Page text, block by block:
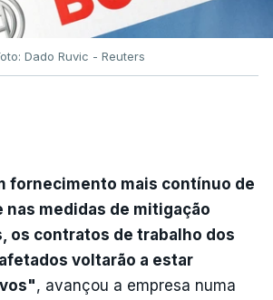
Dado Ruvic - Reuters
fornecimento mais contínuo de
nas medidas de mitigação
os contratos de trabalho dos
voltarão a estar
, avançou a empresa numa